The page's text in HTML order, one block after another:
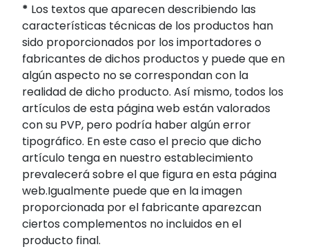
* Los textos que aparecen describiendo las
características técnicas de los productos han
sido proporcionados por los importadores o
fabricantes de dichos productos y puede que en
algún aspecto no se correspondan con la
realidad de dicho producto. Así mismo, todos los
artículos de esta página web están valorados
con su PVP, pero podría haber algún error
tipográfico. En este caso el precio que dicho
artículo tenga en nuestro establecimiento
prevalecerá sobre el que figura en esta página
web.Igualmente puede que en la imagen
proporcionada por el fabricante aparezcan
ciertos complementos no incluidos en el
producto final.